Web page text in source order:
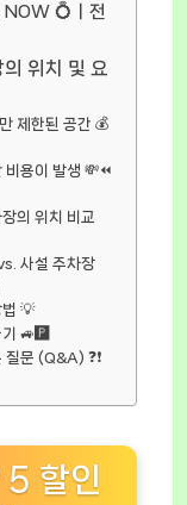
💍ㅣ전
위치 및 요
제한된 공간 💰
용이 발생 💸⏪
의 위치 비교
사설 주차장
💡
기 🚙🅿️
문 (Q&A) ❓❗
5 할인